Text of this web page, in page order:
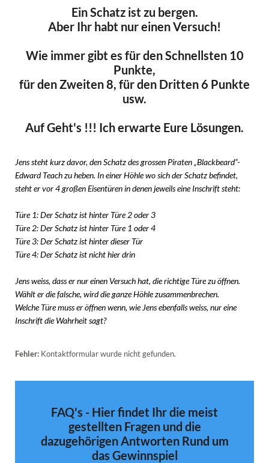
Ein Schatz ist zu bergen.
Aber Ihr habt nur einen Versuch!
Wie immer gibt es für den Schnellsten 10
Punkte,
für den Zweiten 8, für den Dritten 6 Punkte
usw.
Auf Geht's !!! Ich erwarte Eure Lösungen.
Jens steht kurz davor, den Schatz des grossen Piraten „Blackbeard“-
Edward Teach zu heben. In einer Höhle wo sich der Schatz befindet,
steht er vor 4 großen Eisentüren in denen jeweils eine Inschrift steht:
Türe 1: Der Schatz ist hinter Türe 2 oder 3
Türe 2: Der Schatz ist hinter Türe 1 oder 4
Türe 3: Der Schatz ist hinter dieser Tür
Türe 4: Der Schatz ist nicht hier drin
Jens weiss, dass er nur einen Versuch hat, die richtige Türe zu öffnen.
Wählt er die falsche, wird die ganze Höhle zusammenbrechen.
Welche Türe muss er öffnen wenn, wie Jens ebenfalls weiss, nur eine
Inschrift die Wahrheit sagt?
Fehler: Kontaktformular wurde nicht gefunden.
FAQ's - Hier findet Ihr die meist
gestellten Fragen und die
dazugehörigen Antworten Rund um
das Gewinnspiel